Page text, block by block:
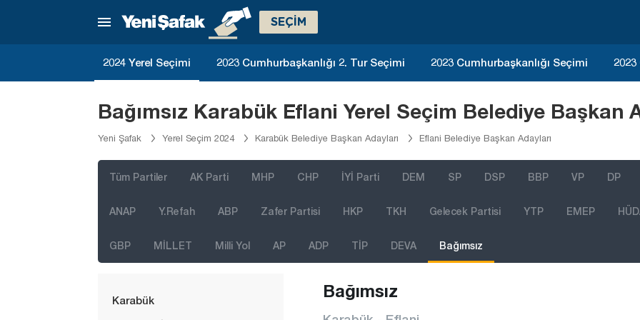
SEÇİM
2024 Yerel Seçimi 2023 Cumhurbaşkanlığı 2. Tur Seçimi 2023 Cumhurbaşkanlığı Seçimi
Bağımsız Karabük Eflani Yerel Seçim Belediye Başkan
Yeni Şafak Yerel Seçim 2024 Karabük Belediye Başkan Adayları Eflani Belediye Başkan Adayları
Tüm Partiler AK Parti MHP CHP İYİ Parti DEM SP DSP BBP VP DP
ANAP Y.Refah ABP Zafer Partisi HKP TKH Gelecek Partisi YTP EMEP
GBP MİLLET Milli Yol AP ADP TİP DEVA Bağımsız
Erzincan
Giresun
Hakkari
Isparta
Karabük
Bağımsız